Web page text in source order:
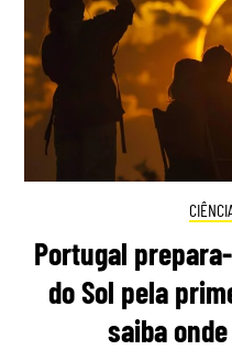
Portugal
do Sol pela
saiba